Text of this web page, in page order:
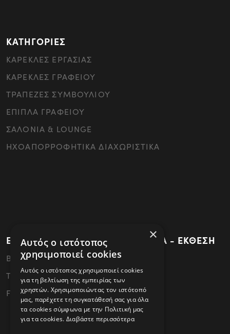
ΚΑΤΗΓΟΡΙΕΣ
ΚΑΡΕΚΛΕΣ ΕΡΓΑΣΙΑΣ
ΚΑΡΕΚΛΕΣ ΓΡΑΦΕΙΟΥ
ΤΡΑΠΕΖΕΣ ΣΥΜΒΟΥΛΙΟΥ
ΕΠΙΠΛΑ ΓΡΑΦΕΙΟΥ
ΣΑΛΟΝΙΑ & LOUNGE
ΗΧΟΑΠΟΡΡΟΦΗΤΙΚΑ ΔΙΑΧΩΡΙΣΤΙΚΑ
ΕΡΓΟΣΤΑΣΙΟ - ΚΕΝΤΡΙΚΑ ΓΡΑΦΕΙΑ - ΕΚΘΕΣΗ
ΒΙ.ΠΕ.Θεσσαλονίκης - 57022 Σίνδος
Tel: 2310796340
FAX: 2310796341
×
Αυτός ο ιστότοπος
χρησιμοποιεί cookies
Αυτός ο ιστότοπος χρησιμοποιεί cookies
για τη βελτίωση της εμπειρίας των
χρηστών. Χρησιμοποιώντας τον ιστότοπό
μας, παρέχετε τη συγκατάθεσή σας για όλα
τα cookies σύμφωνα με την Πολιτική μας
για τα cookies. Διαβάστε περισσότερα